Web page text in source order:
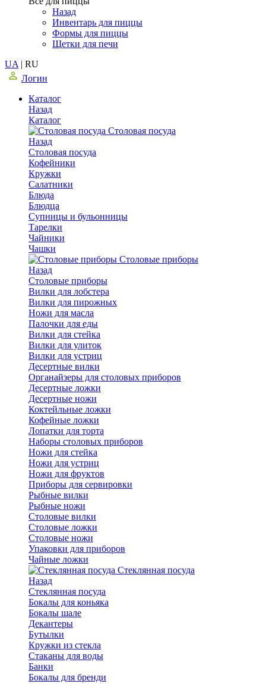
Назад
Инвентарь для пиццы
Формы для пиццы
Щетки для печи
UA | RU
Логин
Каталог
Назад
Каталог
Столовая посуда
Назад
Столовая посуда
Кофейники
Кружки
Салатники
Блюда
Блюдца
Супницы и бульонницы
Тарелки
Чайники
Чашки
Cтоловые приборы
Назад
Cтоловые приборы
Вилки для лобстера
Вилки для пирожных
Ножи для масла
Палочки для еды
Вилки для стейка
Вилки для улиток
Вилки для устриц
Десертные вилки
Органайзеры для столовых приборов
Десертные ложки
Десертные ножи
Коктейльные ложки
Кофейные ложки
Лопатки для торта
Наборы столовых приборов
Ножи для стейка
Ножи для устриц
Ножи для фруктов
Приборы для сервировки
Рыбные вилки
Рыбные ножи
Столовые вилки
Столовые ложки
Столовые ножи
Упаковки для приборов
Чайные ложки
Стеклянная посуда
Назад
Стеклянная посуда
Бокалы для коньяка
Бокалы шале
Декантеры
Бутылки
Кружки из стекла
Стаканы для воды
Банки
Бокалы для бренди